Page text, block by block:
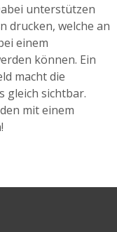
unterstützen
drucken, welche an
einem
können. Ein
macht die
gleich sichtbar.
mit einem